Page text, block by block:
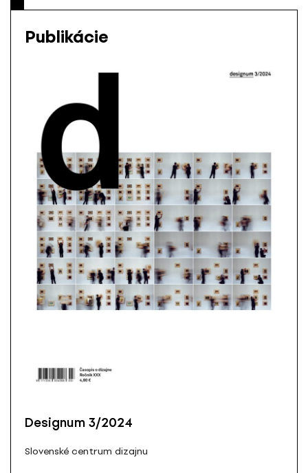
Publikácie
Designum 3/2024
Slovenské centrum dizajnu